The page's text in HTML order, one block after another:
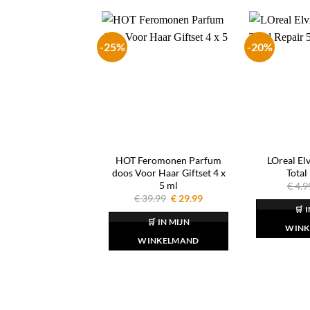
-25%
HOT Feromonen Parfum
doos Voor Haar Giftset 4 x
5 ml
€39.99 Oorspronkelijke
was:
€ 39.99.
€ 29.99Huidige
🛒 IN MIJN
WINKELMAND
-20%
LOreal
Total
€
🛒